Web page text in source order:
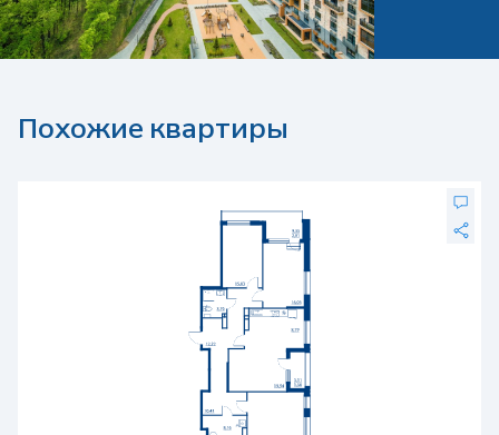
Похожие квартиры